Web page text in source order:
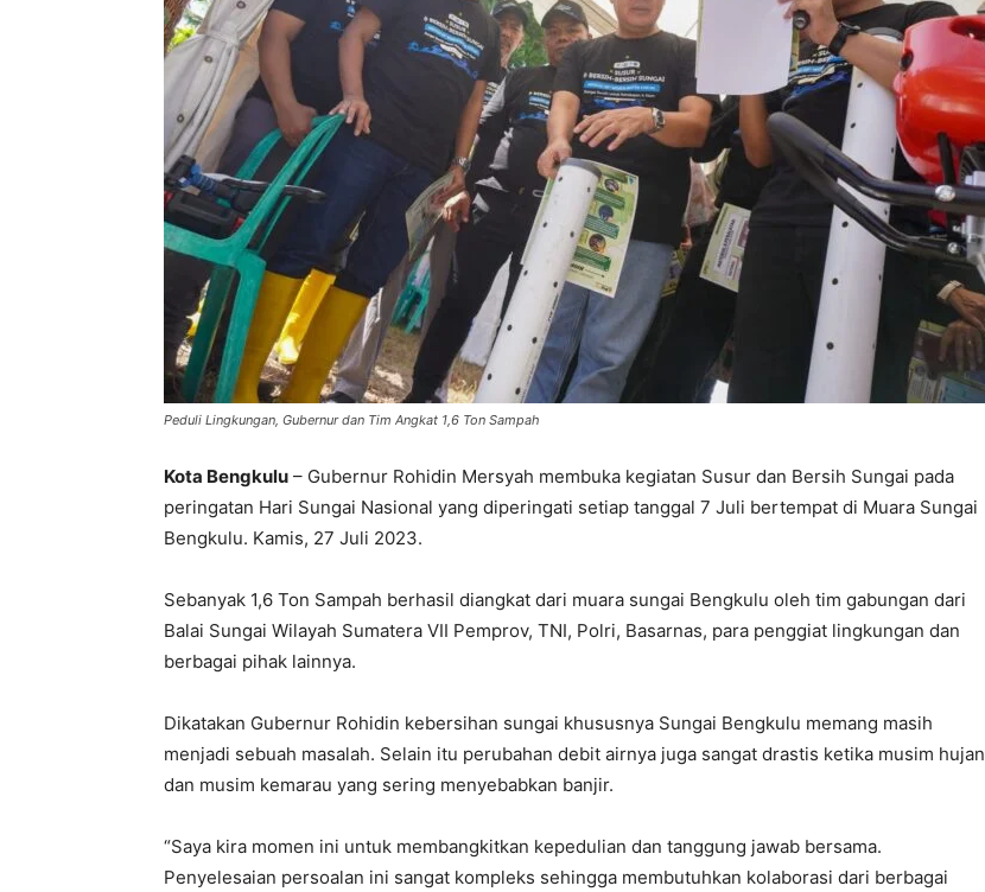
Peduli Lingkungan, Gubernur dan Tim Angkat 1,6 Ton Sampah
Kota Bengkulu – Gubernur Rohidin Mersyah membuka kegiatan Susur dan Bersih Sungai pada
peringatan Hari Sungai Nasional yang diperingati setiap tanggal 7 Juli bertempat di Muara Sungai
Bengkulu. Kamis, 27 Juli 2023.
Sebanyak 1,6 Ton Sampah berhasil diangkat dari muara sungai Bengkulu oleh tim gabungan dari
Balai Sungai Wilayah Sumatera VII Pemprov, TNI, Polri, Basarnas, para penggiat lingkungan dan
berbagai pihak lainnya.
Dikatakan Gubernur Rohidin kebersihan sungai khususnya Sungai Bengkulu memang masih
menjadi sebuah masalah. Selain itu perubahan debit airnya juga sangat drastis ketika musim hujan
dan musim kemarau yang sering menyebabkan banjir.
“Saya kira momen ini untuk membangkitkan kepedulian dan tanggung jawab bersama.
Penyelesaian persoalan ini sangat kompleks sehingga membutuhkan kolaborasi dari berbagai